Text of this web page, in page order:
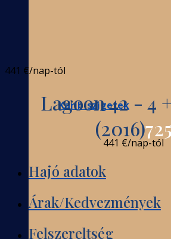
Karib-szigetek
441 €/nap-tól
Lagoon 42 - 4
(2016)725
441 €/nap-tól
Hajó adatok
Árak/Kedvezmények
Felszereltség